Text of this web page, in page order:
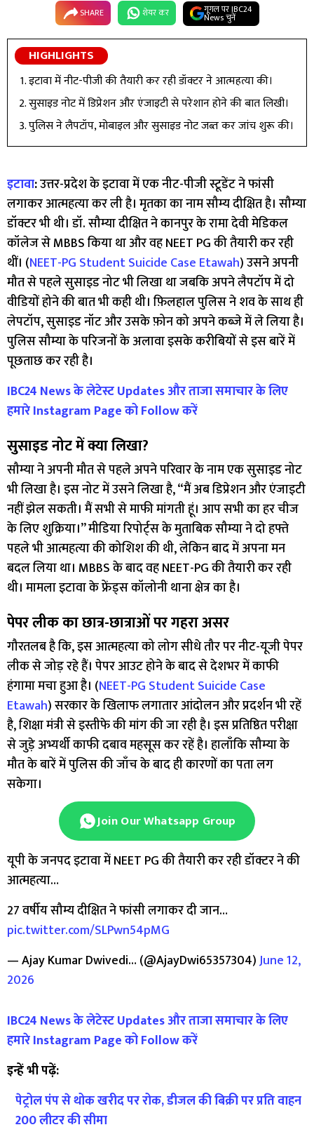
SHARE शेयर कर गूगल पर IBC24
News चुनें
HIGHLIGHTS
इटावा में नीट-पीजी की तैयारी कर रही डॉक्टर ने आत्महत्या की।
सुसाइड नोट में डिप्रेशन और एंजाइटी से परेशान होने की बात लिखी।
पुलिस ने लैपटॉप, मोबाइल और सुसाइड नोट जब्त कर जांच शुरू की।
इटावा:उत्तर-प्रदेश के इटावा में एक नीट-पीजी स्टूडेंट ने फांसी
लगाकर आत्महत्या कर ली है। मृतका का नाम सौम्य दीक्षित है। सौम्या
डॉक्टर भी थी। डॉ. सौम्या दीक्षित ने कानपुर के रामा देवी मेडिकल
कॉलेज से MBBS किया था और वह NEET PG की तैयारी कर रही
थीं। (NEET-PG Student Suicide Case Etawah) उसने अपनी
मौत से पहले सुसाइड नोट भी लिखा था जबकि अपने लैपटॉप में दो
वीडियों होने की बात भी कही थी। फ़िलहाल पुलिस ने शव के साथ ही
लेपटॉप, सुसाइड नॉट और उसके फ़ोन को अपने कब्जे में ले लिया है।
पुलिस सौम्या के परिजनों के अलावा इसके करीबियों से इस बारें में
पूछताछ कर रही है।
IBC24 News के लेटेस्ट Updates और ताजा समाचार के लिए
हमारे Instagram Page को Follow करें
सुसाइड नोट में क्या लिखा?
सौम्या ने अपनी मौत से पहले अपने परिवार के नाम एक सुसाइड नोट
भी लिखा है। इस नोट में उसने लिखा है, “मैं अब डिप्रेशन और एंजाइटी
नहीं झेल सकती। मैं सभी से माफी मांगती हूं। आप सभी का हर चीज
के लिए शुक्रिया।” मीडिया रिपोर्ट्स के मुताबिक सौम्या ने दो हफ्ते
पहले भी आत्महत्या की कोशिश की थी, लेकिन बाद में अपना मन
बदल लिया था। MBBS के बाद वह NEET-PG की तैयारी कर रही
थी। मामला इटावा के फ्रेंड्स कॉलोनी थाना क्षेत्र का है।
पेपर लीक का छात्र-छात्राओं पर गहरा असर
गौरतलब है कि, इस आत्महत्या को लोग सीधे तौर पर नीट-यूजी पेपर
लीक से जोड़ रहे हैं। पेपर आउट होने के बाद से देशभर में काफी
हंगामा मचा हुआ है। (NEET-PG Student Suicide Case
Etawah) सरकार के खिलाफ लगातार आंदोलन और प्रदर्शन भी रहें
है, शिक्षा मंत्री से इस्तीफे की मांग की जा रही है। इस प्रतिष्ठित परीक्षा
से जुड़े अभ्यर्थी काफी दबाव महसूस कर रहें है। हालाँकि सौम्या के
मौत के बारें में पुलिस की जाँच के बाद ही कारणों का पता लग
सकेगा।
Join Our Whatsapp Group
यूपी के जनपद इटावा में NEET PG की तैयारी कर रही डॉक्टर ने की
आत्महत्या…
27 वर्षीय सौम्य दीक्षित ने फांसी लगाकर दी जान…
pic.twitter.com/SLPwn54pMG
— Ajay Kumar Dwivedi… (@AjayDwi65357304)June 12,
2026
IBC24 News के लेटेस्ट Updates और ताजा समाचार के लिए
हमारे Instagram Page को Follow करें
इन्हें भी पढ़ें:
पेट्रोल पंप से थोक खरीद पर रोक, डीजल की बिक्री पर प्रति वाहन
200 लीटर की सीमा